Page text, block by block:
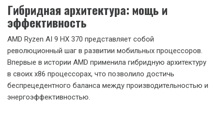
Гибридная архитектура: мощь и
эффективность
AMD Ryzen AI 9 HX 370 представляет собой
революционный шаг в развитии мобильных процессоров.
Впервые в истории AMD применила гибридную архитектуру
в своих x86 процессорах, что позволило достичь
беспрецедентного баланса между производительностью и
энергоэффективностью.